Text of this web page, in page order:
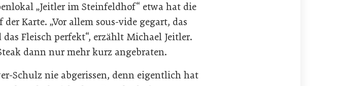
„Jeitler im Steinfeldhof“ etwa hat die
Karte. „Vor allem sous-vide gegart, das
Fleisch perfekt“, erzählt Michael Jeitler.
dann nur mehr kurz angebraten.
Schulz nie abgerissen, denn eigentlich hat